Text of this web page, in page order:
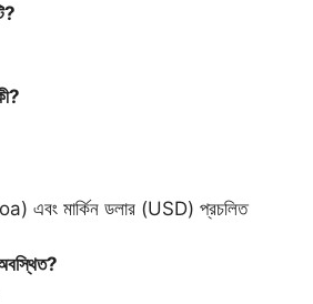
এবং মার্কিন ডলার (USD) প্রচলিত